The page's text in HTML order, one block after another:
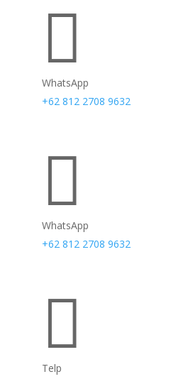

WhatsApp
+62 812 2708 9632

WhatsApp
+62 812 2708 9632

Telp